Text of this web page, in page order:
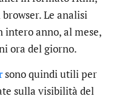
Le analisi
intero anno, al mese,
ora del giorno.
sono quindi utili per
sulla visibilità del